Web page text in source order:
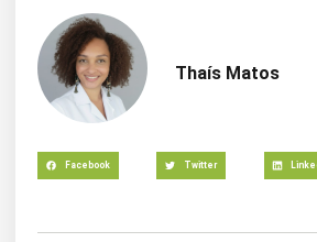
Thaís Matos
Facebook Twitter